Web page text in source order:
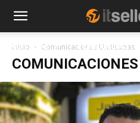
NOTICIAS TENDENCIAS
Inicio Comunicaciones Unificadas